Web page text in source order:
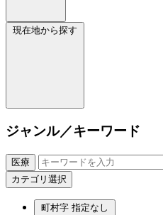
現在地から探す
ジャンル／キーワード
医療
カテゴリ選択
町村字 指定なし